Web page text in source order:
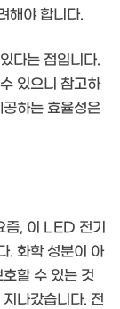
해야 합니다.
다는 점입니다.
있으니 참고하
하는 효율성은
즘, 이 LED 전기
. 화학 성분이 아
할 수 있는 것
나갔습니다. 전